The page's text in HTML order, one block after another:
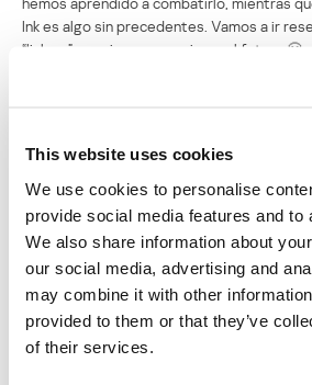
This website uses cookies
We use cookies to personalise
provide social media features and to
We also share information about
our social media, advertising and
may combine it with other
provided to them or that they’ve
of their services.
Ink es algo sin precedentes. Vamos a ir
“linkrun” por si es necesario en el futuro 🙂
Por ahora no hemos llegado a ninguna
ha informado a Microsoft sobre el
determinar con exactitud cuál es la
Por ahora hemos llegado al final del primer
siguientes episodios revelarán más
explicarán la razón del título de la entrada.
estemos haciendo jardinería en nuestro
Continuará…